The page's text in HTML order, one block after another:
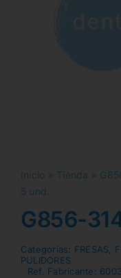
Inicio » Tienda »
5 und.
G856-
Categorias: FRESAS
PULIDORES
Ref. Fabricante: